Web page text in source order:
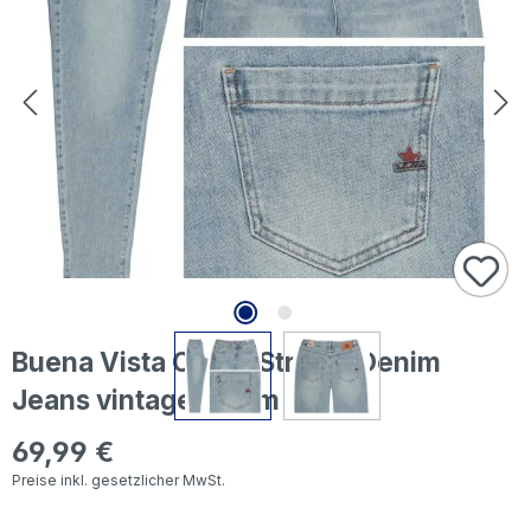
Buena Vista Carrot Stretch Denim
Jeans vintage denim
Regulärer Preis:
69,99 €
Preise inkl. gesetzlicher MwSt.